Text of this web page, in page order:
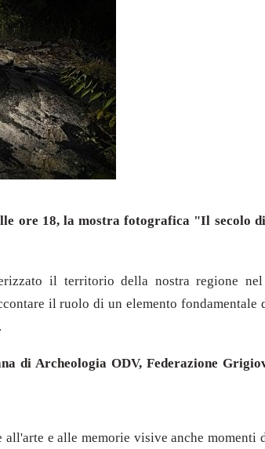
ore 18, la mostra fotografica "Il secolo
il territorio della nostra regione
il ruolo di un elemento
di Archeologia ODV, Federazione
e alle memorie visive anche